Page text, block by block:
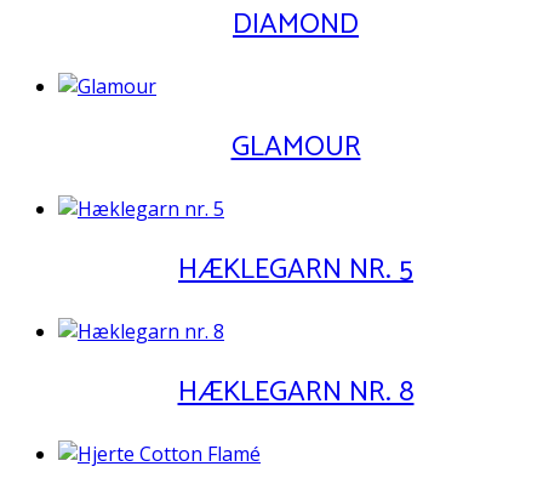
DIAMOND
GLAMOUR
HÆKLEGARN NR. 5
HÆKLEGARN NR. 8